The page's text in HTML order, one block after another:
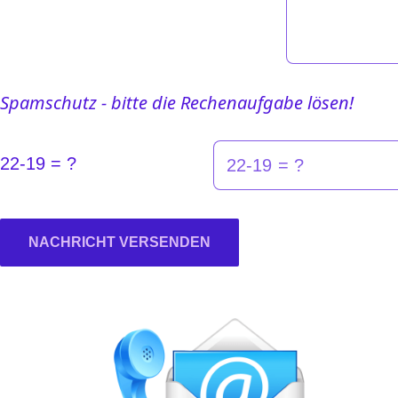
Spamschutz - bitte die Rechenaufgabe lösen!
22-19 = ?
NACHRICHT VERSENDEN